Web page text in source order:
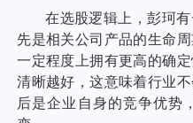
我的账户
客服中心